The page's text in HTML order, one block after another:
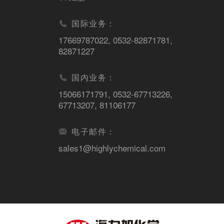
国际业务：
17669787022, 0532-82871781,
82871227
国内业务：
15066171791, 0532-67713226,
67713207, 81106177
电子邮件：
sales1@highlychemical.com